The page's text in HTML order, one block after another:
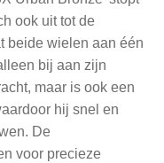
ook uit tot de
beide wielen aan één
bij aan zijn
maar is ook een
hij snel en
De
voor precieze